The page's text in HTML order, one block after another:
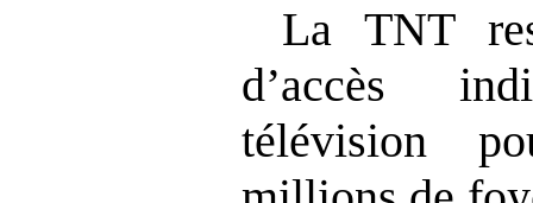
La TNT
d’accès
télévision